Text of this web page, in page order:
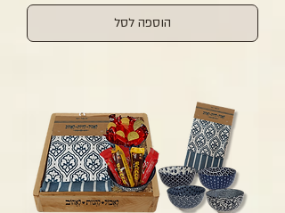
הוספה לסל